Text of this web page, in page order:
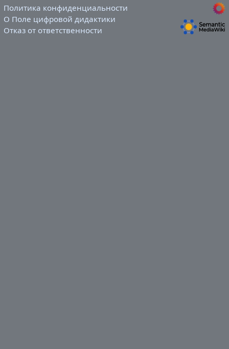
Политика конфиденциальности
О Поле цифровой дидактики
Отказ от ответственности